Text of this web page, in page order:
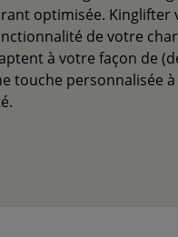
optimisée.
de votre
à votre façon de
touche personnalisée